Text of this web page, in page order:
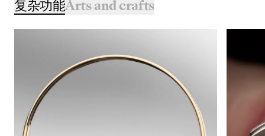
复杂功能Arts and crafts